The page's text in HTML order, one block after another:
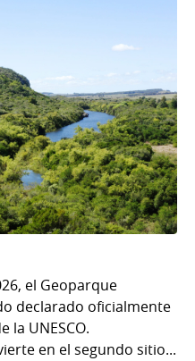
el Geoparque
declarado oficialmente
la UNESCO.
en el segundo sitio...